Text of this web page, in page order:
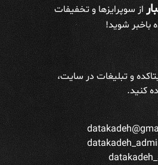
از سوپرایزها و تخفیفات
باخبر شوید!
و تبلیغات در سایت،
کنید.